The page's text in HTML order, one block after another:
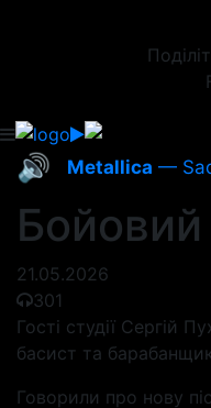
🔊 Metallica —
Бойовий
21.05.2026
301
Гості студії Сергій
басист та
Говорили про нову